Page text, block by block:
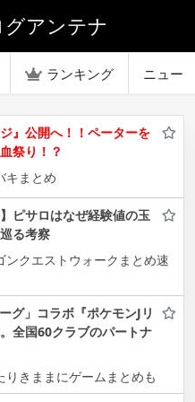
アンテナ
ランキング ニュー
』公開へ！！ペーターを
祭り！？
キまとめ
ピサロはなぜ経験値の玉
る考察
ンクエストウォークまとめ速
グ」コラボ『ポケモンJリ
全国60クラブのパートナ
りきままにゲームまとめも